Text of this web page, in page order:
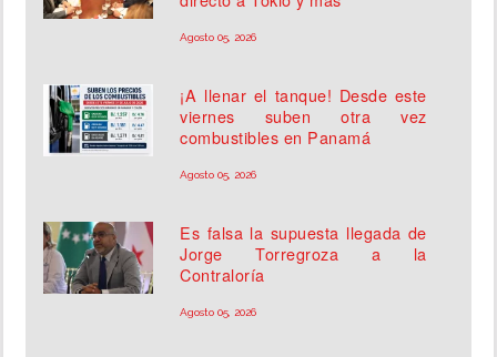
Agosto 05, 2026
¡A llenar el tanque! Desde este
viernes suben otra vez
combustibles en Panamá
Agosto 05, 2026
Es falsa la supuesta llegada de
Jorge Torregroza a la
Contraloría
Agosto 05, 2026